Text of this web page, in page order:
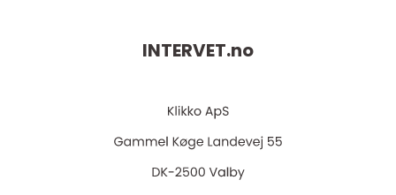
INTERVET.no